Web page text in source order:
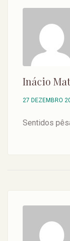
Inácio
27 DEZEMBRO
Sentidos